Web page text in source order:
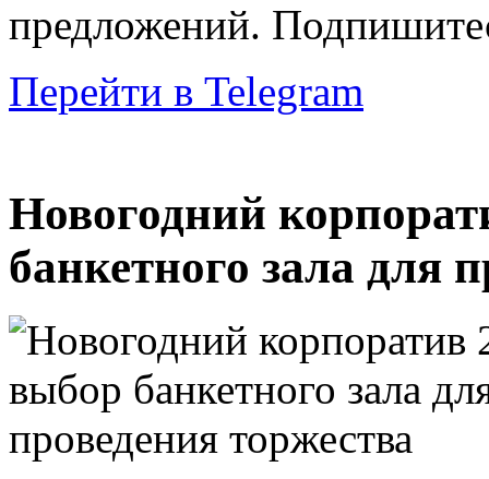
предложений.
Перейти в Telegram
Новогодний
банкетного зала для